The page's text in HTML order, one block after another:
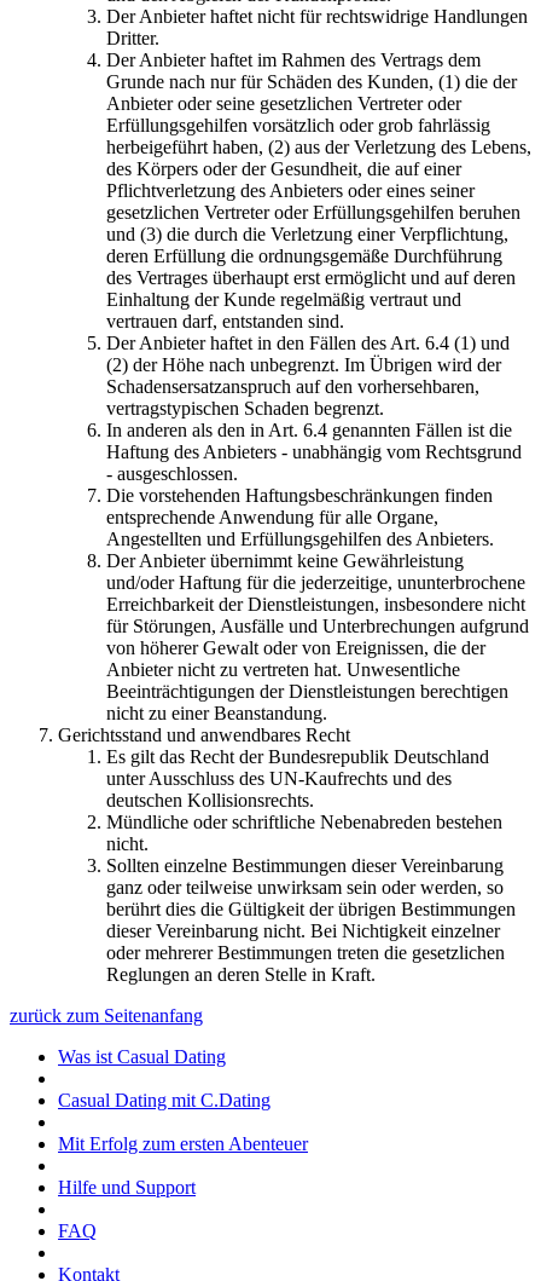
Der Anbieter haftet nicht für rechtswidrige Handlungen
Dritter.
Der Anbieter haftet im Rahmen des Vertrags dem
Grunde nach nur für Schäden des Kunden, (1) die der
Anbieter oder seine gesetzlichen Vertreter oder
Erfüllungsgehilfen vorsätzlich oder grob fahrlässig
herbeigeführt haben, (2) aus der Verletzung des Lebens,
des Körpers oder der Gesundheit, die auf einer
Pflichtverletzung des Anbieters oder eines seiner
gesetzlichen Vertreter oder Erfüllungsgehilfen beruhen
und (3) die durch die Verletzung einer Verpflichtung,
deren Erfüllung die ordnungsgemäße Durchführung
des Vertrages überhaupt erst ermöglicht und auf deren
Einhaltung der Kunde regelmäßig vertraut und
vertrauen darf, entstanden sind.
Der Anbieter haftet in den Fällen des Art. 6.4 (1) und
(2) der Höhe nach unbegrenzt. Im Übrigen wird der
Schadensersatzanspruch auf den vorhersehbaren,
vertragstypischen Schaden begrenzt.
In anderen als den in Art. 6.4 genannten Fällen ist die
Haftung des Anbieters - unabhängig vom Rechtsgrund
- ausgeschlossen.
Die vorstehenden Haftungsbeschränkungen finden
entsprechende Anwendung für alle Organe,
Angestellten und Erfüllungsgehilfen des Anbieters.
Der Anbieter übernimmt keine Gewährleistung
und/oder Haftung für die jederzeitige, ununterbrochene
Erreichbarkeit der Dienstleistungen, insbesondere nicht
für Störungen, Ausfälle und Unterbrechungen aufgrund
von höherer Gewalt oder von Ereignissen, die der
Anbieter nicht zu vertreten hat. Unwesentliche
Beeinträchtigungen der Dienstleistungen berechtigen
nicht zu einer Beanstandung.
Gerichtsstand und anwendbares Recht
Es gilt das Recht der Bundesrepublik Deutschland
unter Ausschluss des UN-Kaufrechts und des
deutschen Kollisionsrechts.
Mündliche oder schriftliche Nebenabreden bestehen
nicht.
Sollten einzelne Bestimmungen dieser Vereinbarung
ganz oder teilweise unwirksam sein oder werden, so
berührt dies die Gültigkeit der übrigen Bestimmungen
dieser Vereinbarung nicht. Bei Nichtigkeit einzelner
oder mehrerer Bestimmungen treten die gesetzlichen
Reglungen an deren Stelle in Kraft.
zurück zum Seitenanfang
Was ist Casual Dating
Casual Dating mit C.Dating
Mit Erfolg zum ersten Abenteuer
Hilfe und Support
FAQ
Kontakt